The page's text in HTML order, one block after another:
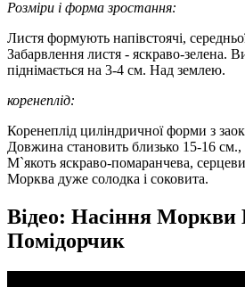
Розміри і форма зростання:
Листя формують напівстоячі,
Забарвлення листя - яскраво-зелена.
піднімається на 3-4 см. Над землею.
коренеплід:
Коренеплід циліндричної форми з
Довжина становить близько 15-16 см.,
М`якоть яскраво-помаранчева,
Морква дуже солодка і соковита.
Відео: Насіння Моркви
Помідорчик